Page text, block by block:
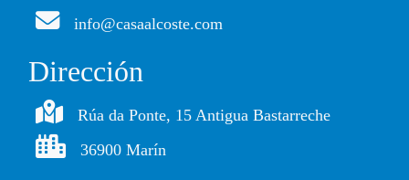
info@casaalcoste.com
Dirección
Rúa da Ponte, 15 Antigua Bastarreche
36900 Marín